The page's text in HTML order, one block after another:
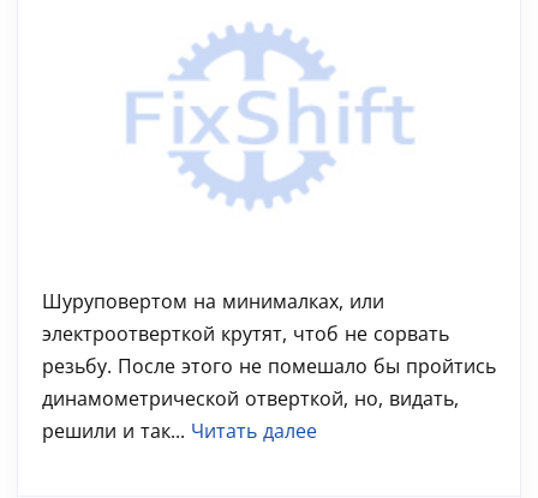
Шуруповертом на минималках, или
электроотверткой крутят, чтоб не сорвать
резьбу. После этого не помешало бы пройтись
динамометрической отверткой, но, видать,
решили и так... Читать далее